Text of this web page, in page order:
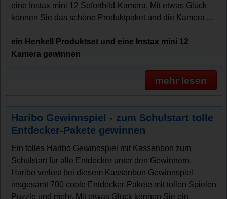
eine Instax mini 12 Sofortbild-Kamera. Mit etwas Glück
können Sie das schöne Produktpaket und die Kamera ...
ein Henkell Produktset und eine Instax mini 12
Kamera gewinnen
mehr lesen
Haribo Gewinnspiel - zum Schulstart tolle
Entdecker-Pakete gewinnen
Ein tolles Haribo Gewinnspiel mit Kassenbon zum
Schulstart für alle Entdecker unter den Gewinnern.
Haribo verlost bei diesem Kassenbon Gewinnspiel
insgesamt 700 coole Entdecker-Pakete mit tollen Spielen
Puzzle und mehr. Mit etwas Glück können Sie ein